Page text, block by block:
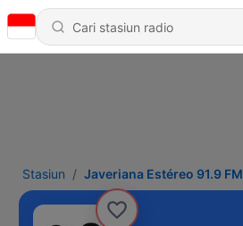
Stasiun Javeriana Estéreo 91.9 FM